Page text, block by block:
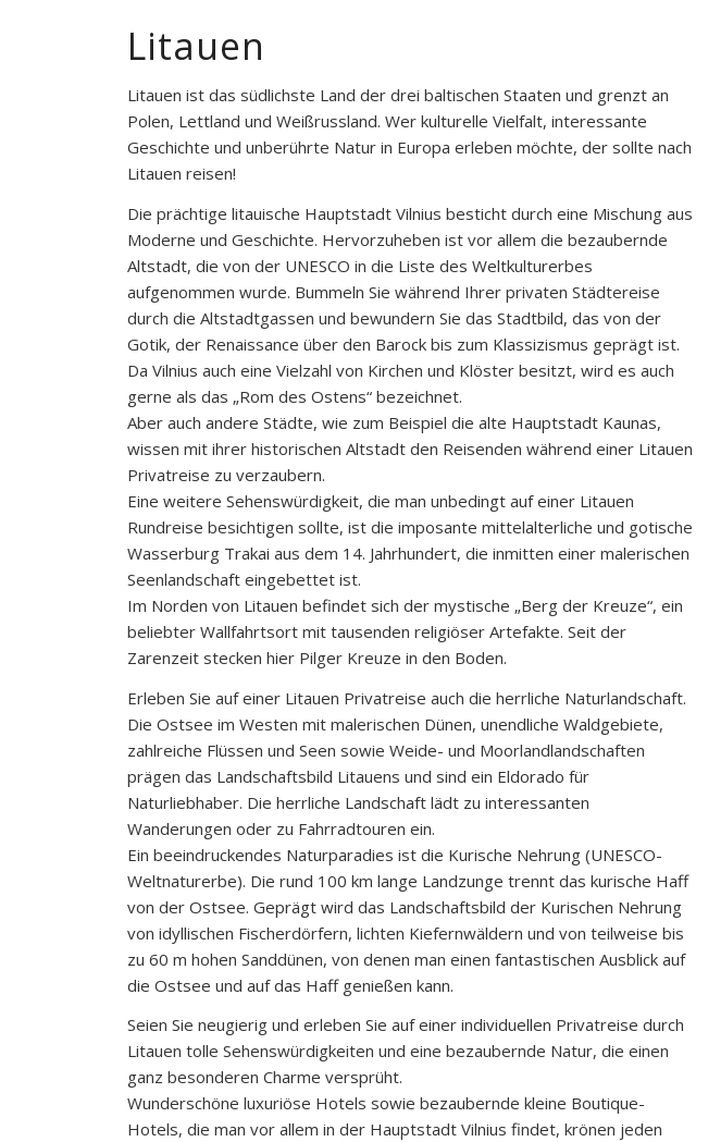
Litauen
Litauen ist das südlichste Land der drei baltischen Staaten und grenzt an
Polen, Lettland und Weißrussland. Wer kulturelle Vielfalt, interessante
Geschichte und unberührte Natur in Europa erleben möchte, der sollte nach
Litauen reisen!
Die prächtige litauische Hauptstadt Vilnius besticht durch eine Mischung aus
Moderne und Geschichte. Hervorzuheben ist vor allem die bezaubernde
Altstadt, die von der UNESCO in die Liste des Weltkulturerbes
aufgenommen wurde. Bummeln Sie während Ihrer privaten Städtereise
durch die Altstadtgassen und bewundern Sie das Stadtbild, das von der
Gotik, der Renaissance über den Barock bis zum Klassizismus geprägt ist.
Da Vilnius auch eine Vielzahl von Kirchen und Klöster besitzt, wird es auch
gerne als das „Rom des Ostens“ bezeichnet.
Aber auch andere Städte, wie zum Beispiel die alte Hauptstadt Kaunas,
wissen mit ihrer historischen Altstadt den Reisenden während einer Litauen
Privatreise zu verzaubern.
Eine weitere Sehenswürdigkeit, die man unbedingt auf einer Litauen
Rundreise besichtigen sollte, ist die imposante mittelalterliche und gotische
Wasserburg Trakai aus dem 14. Jahrhundert, die inmitten einer malerischen
Seenlandschaft eingebettet ist.
Im Norden von Litauen befindet sich der mystische „Berg der Kreuze“, ein
beliebter Wallfahrtsort mit tausenden religiöser Artefakte. Seit der
Zarenzeit stecken hier Pilger Kreuze in den Boden.
Erleben Sie auf einer Litauen Privatreise auch die herrliche Naturlandschaft.
Die Ostsee im Westen mit malerischen Dünen, unendliche Waldgebiete,
zahlreiche Flüssen und Seen sowie Weide- und Moorlandlandschaften
prägen das Landschaftsbild Litauens und sind ein Eldorado für
Naturliebhaber. Die herrliche Landschaft lädt zu interessanten
Wanderungen oder zu Fahrradtouren ein.
Ein beeindruckendes Naturparadies ist die Kurische Nehrung (UNESCO-
Weltnaturerbe). Die rund 100 km lange Landzunge trennt das kurische Haff
von der Ostsee. Geprägt wird das Landschaftsbild der Kurischen Nehrung
von idyllischen Fischerdörfern, lichten Kiefernwäldern und von teilweise bis
zu 60 m hohen Sanddünen, von denen man einen fantastischen Ausblick auf
die Ostsee und auf das Haff genießen kann.
Seien Sie neugierig und erleben Sie auf einer individuellen Privatreise durch
Litauen tolle Sehenswürdigkeiten und eine bezaubernde Natur, die einen
ganz besonderen Charme versprüht.
Wunderschöne luxuriöse Hotels sowie bezaubernde kleine Boutique-
Hotels, die man vor allem in der Hauptstadt Vilnius findet, krönen jeden